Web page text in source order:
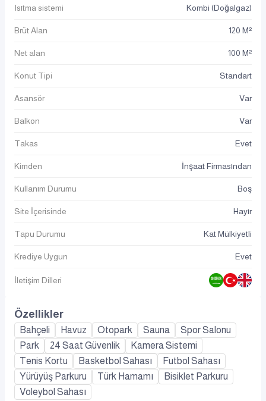
Isıtma sistemi Kombi (Doğalgaz)
Brüt Alan 120 M²
Net alan 100 M²
Konut Tipi Standart
Asansör Var
Balkon Var
Takas Evet
Kimden İnşaat Firmasından
Kullanım Durumu Boş
Site İçerisinde Hayır
Tapu Durumu Kat Mülkiyetli
Krediye Uygun Evet
İletişim Dilleri
Özellikler
Bahçeli Havuz Otopark Sauna
Spor Salonu
Park
24 Saat Güvenlik
Kamera Sistemi
Tenis Kortu
Basketbol Sahası
Futbol Sahası
Yürüyüş Parkuru
Türk Hamamı
Bisiklet Parkuru
Voleybol Sahası